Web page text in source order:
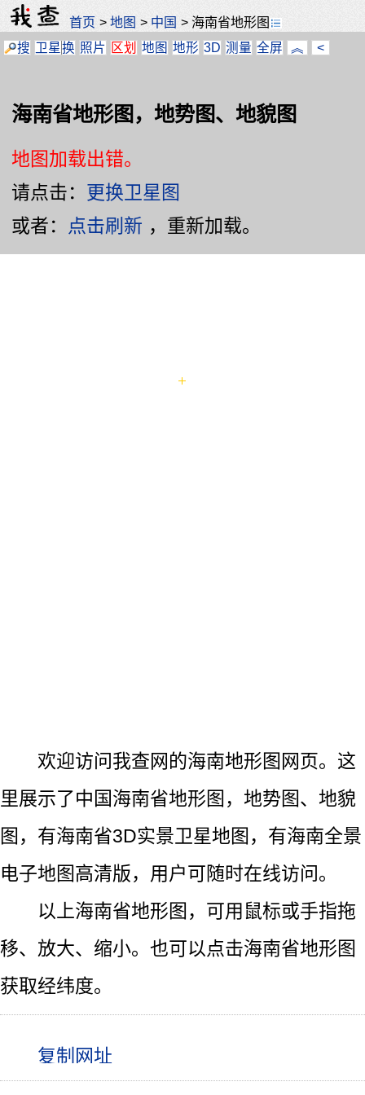
首页 >地图 > 中国 > 海南省地形图
搜 卫星换 照片 区划 地图 地形 3D 测量 全屏 ︽ <
海南省地形图，地势图、地貌图
地图加载出错。
请点击： 更换卫星图
或者： 点击刷新 ，重新加载。
欢迎访问我查网的海南地形图网页。这
里展示了中国海南省地形图，地势图、地貌
图，有海南省3D实景卫星地图，有海南全景
电子地图高清版，用户可随时在线访问。
以上海南省地形图，可用鼠标或手指拖
移、放大、缩小。也可以点击海南省地形图
获取经纬度。